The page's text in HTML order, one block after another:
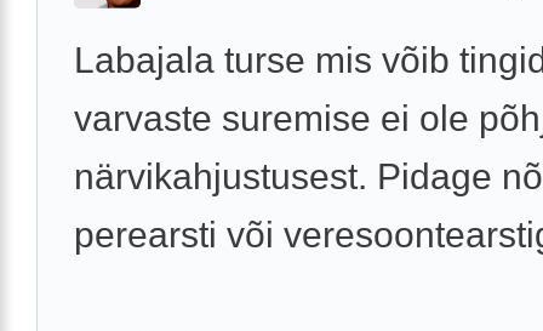
Labajala turse mis võib
varvaste suremise ei ole
närvikahjustusest. Pidage
perearsti või